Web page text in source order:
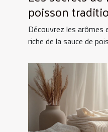
poisson
et ses
Découvrez les
riche de la sauce de